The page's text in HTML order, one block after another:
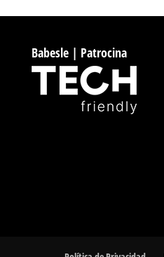
Babesle | Patrocina